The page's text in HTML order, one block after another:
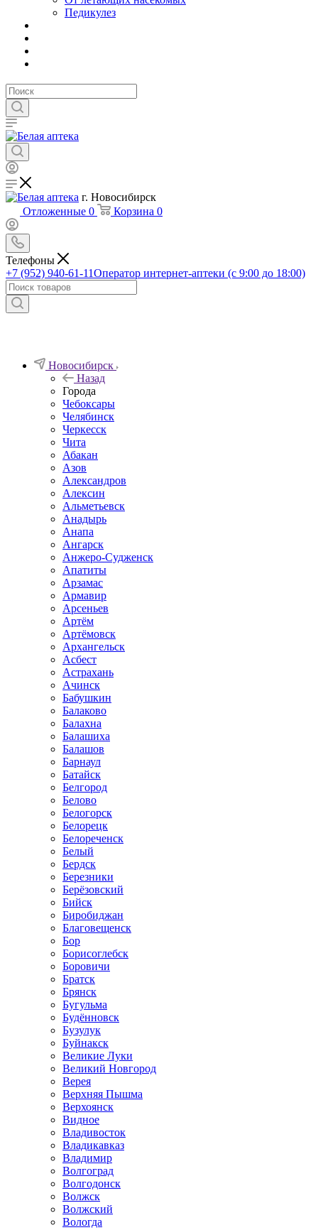
Педикулез
г. Новосибирск
Отложенные 0 Корзина 0
Телефоны
+7 (952) 940-61-11Оператор интернет-аптеки (с 9:00 до 18:00)
Новосибирск
Назад
Города
Чебоксары
Челябинск
Черкесск
Чита
Абакан
Азов
Александров
Алексин
Альметьевск
Анадырь
Анапа
Ангарск
Анжеро-Судженск
Апатиты
Арзамас
Армавир
Арсеньев
Артём
Артёмовск
Архангельск
Асбест
Астрахань
Ачинск
Бабушкин
Балаково
Балахна
Балашиха
Балашов
Барнаул
Батайск
Белгород
Белово
Белогорск
Белорецк
Белореченск
Белый
Бердск
Березники
Берёзовский
Бийск
Биробиджан
Благовещенск
Бор
Борисоглебск
Боровичи
Братск
Брянск
Бугульма
Будённовск
Бузулук
Буйнакск
Великие Луки
Великий Новгород
Верея
Верхняя Пышма
Верхоянск
Видное
Владивосток
Владикавказ
Владимир
Волгоград
Волгодонск
Волжск
Волжский
Вологда